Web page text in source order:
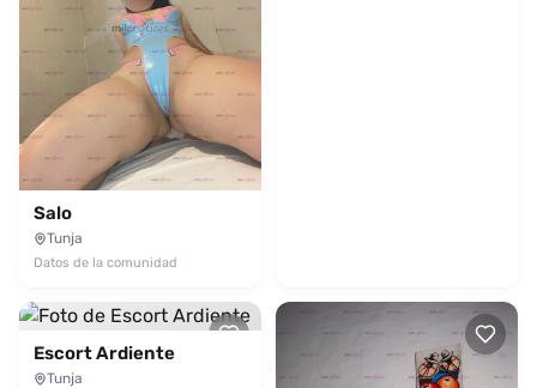
Salo
Tunja
Datos de la comunidad
Escort Ardiente
Tunja